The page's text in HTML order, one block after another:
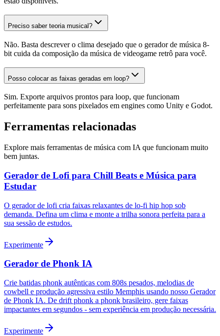
Preciso saber teoria musical?
Não. Basta descrever o clima desejado que o gerador de música 8-
bit cuida da composição da música de videogame retrô para você.
Posso colocar as faixas geradas em loop?
Sim. Exporte arquivos prontos para loop, que funcionam
perfeitamente para sons pixelados em engines como Unity e Godot.
Ferramentas relacionadas
Explore mais ferramentas de música com IA que funcionam muito
bem juntas.
Gerador de Lofi para Chill Beats e Música para
Estudar
O gerador de lofi cria faixas relaxantes de lo-fi hip hop sob
demanda. Defina um clima e monte a trilha sonora perfeita para a
sua sessão de estudos.
Experimente
Gerador de Phonk IA
Crie batidas phonk autênticas com 808s pesados, melodias de
cowbell e produção agressiva estilo Memphis usando nosso Gerador
de Phonk IA. De drift phonk a phonk brasileiro, gere faixas
impactantes em segundos - sem experiência em produção necessária.
Experimente